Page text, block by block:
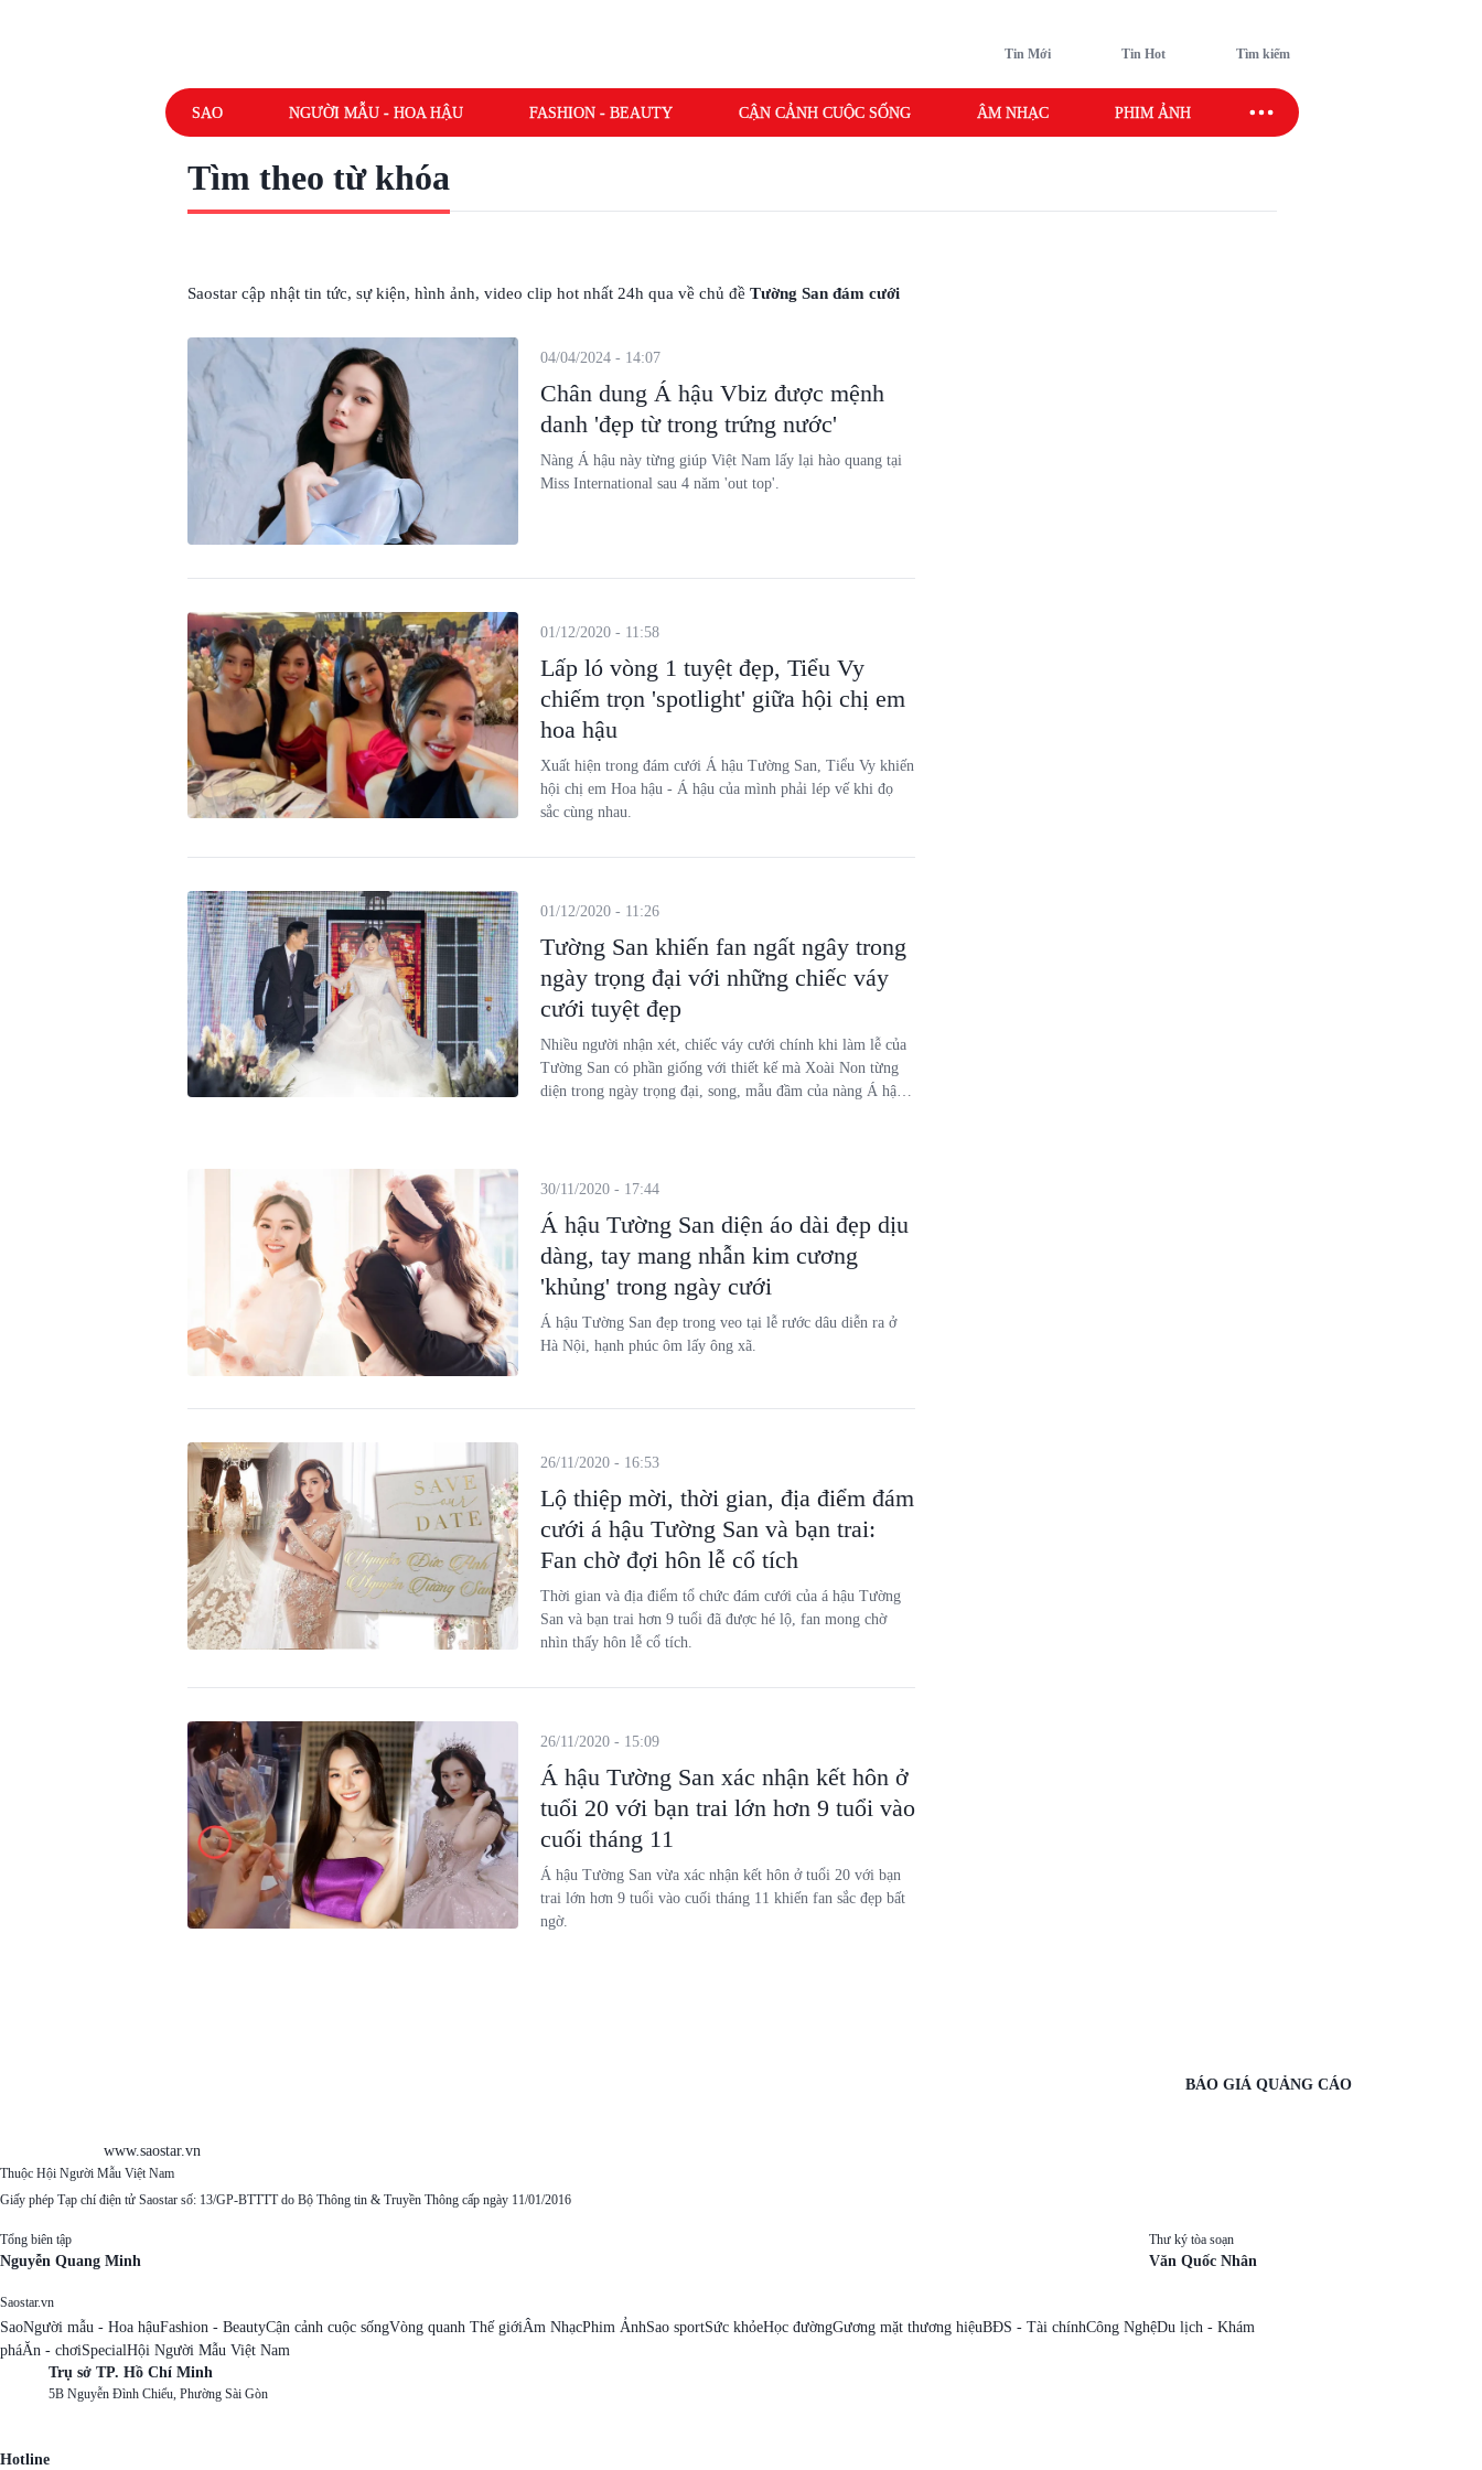
Tin Mới Tin Hot Tìm kiếm
SAO NGƯỜI MẪU - HOA HẬU FASHION - BEAUTY CẬN CẢNH CUỘC SỐNG ÂM NHẠC PHIM ẢNH SAO SPORT
Tìm theo từ khóa
Saostar cập nhật tin tức, sự kiện, hình ảnh, video clip hot nhất 24h qua về chủ đề Tường San đám cưới
Chân dung Á hậu Vbiz được mệnh
danh 'đẹp từ trong trứng nước'
04/04/2024 - 14:07
Nàng Á hậu này từng giúp Việt Nam lấy lại hào quang tại
Miss International sau 4 năm 'out top'.
Lấp ló vòng 1 tuyệt đẹp, Tiểu Vy
chiếm trọn 'spotlight' giữa hội chị em
hoa hậu
01/12/2020 - 11:58
Xuất hiện trong đám cưới Á hậu Tường San, Tiểu Vy khiến
hội chị em Hoa hậu - Á hậu của mình phải lép vế khi đọ
sắc cùng nhau.
Tường San khiến fan ngất ngây trong
ngày trọng đại với những chiếc váy
cưới tuyệt đẹp
01/12/2020 - 11:26
Nhiều người nhận xét, chiếc váy cưới chính khi làm lễ của
Tường San có phần giống với thiết kế mà Xoài Non từng
diện trong ngày trọng đại, song, mẫu đầm của nàng Á hậu
Á hậu Tường San diện áo dài đẹp dịu
dàng, tay mang nhẫn kim cương
'khủng' trong ngày cưới
30/11/2020 - 17:44
Á hậu Tường San đẹp trong veo tại lễ rước dâu diễn ra ở
Hà Nội, hạnh phúc ôm lấy ông xã.
Lộ thiệp mời, thời gian, địa điểm đám
cưới á hậu Tường San và bạn trai:
Fan chờ đợi hôn lễ cổ tích
26/11/2020 - 16:53
Thời gian và địa điểm tổ chức đám cưới của á hậu Tường
San và bạn trai hơn 9 tuổi đã được hé lộ, fan mong chờ
nhìn thấy hôn lễ cổ tích.
Á hậu Tường San xác nhận kết hôn ở
tuổi 20 với bạn trai lớn hơn 9 tuổi vào
cuối tháng 11
26/11/2020 - 15:09
Á hậu Tường San vừa xác nhận kết hôn ở tuổi 20 với bạn
trai lớn hơn 9 tuổi vào cuối tháng 11 khiến fan sắc đẹp bất
ngờ.
www.saostar.vn
BÁO GIÁ QUẢNG CÁO
Thuộc Hội Người Mẫu Việt Nam
Giấy phép Tạp chí điện tử Saostar số: 13/GP-BTTTT do Bộ Thông tin & Truyền Thông cấp ngày 11/01/2016
Tổng biên tập
Nguyễn Quang Minh
Thư ký tòa soạn
Văn Quốc Nhân
Saostar.vn
SaoNgười mẫu - Hoa hậuFashion - BeautyCận cảnh cuộc sốngVòng quanh Thế giớiÂm NhạcPhim ẢnhSao sportSức khỏeHọc đườngGương mặt thương hiệuBĐS - Tài chínhCông NghệDu lịch - Khám
pháĂn - chơiSpecialHội Người Mẫu Việt Nam
Trụ sở TP. Hồ Chí Minh
5B Nguyễn Đình Chiểu, Phường Sài Gòn
Hotline